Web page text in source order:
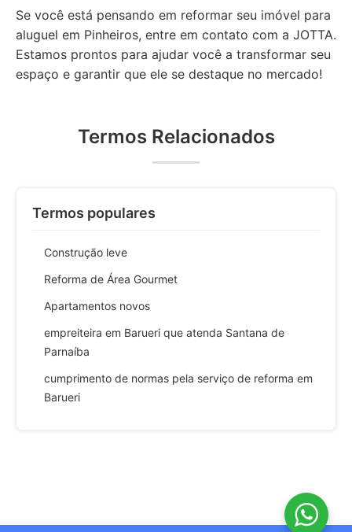
Se você está pensando em reformar seu imóvel para
aluguel em Pinheiros, entre em contato com a JOTTA.
Estamos prontos para ajudar você a transformar seu
espaço e garantir que ele se destaque no mercado!
Termos Relacionados
Termos populares
Construção leve
Reforma de Área Gourmet
Apartamentos novos
empreiteira em Barueri que atenda Santana de
Parnaíba
cumprimento de normas pela serviço de reforma em
Barueri